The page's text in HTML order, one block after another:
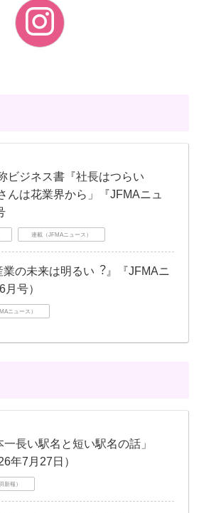
ビジネス書『社長はつらい
んは花業界から」『JFMAニュ
連載（JFMAニュース）
業の未来は明るい︖』『JFMAニ
号）
ニュース）
一長い駅名と短い駅名の話」
年7月27日）
新報）